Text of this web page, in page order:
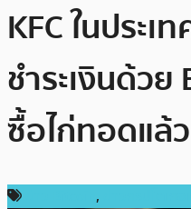
KFC ในประ
ชำระเงินด้ว
ซื้อไก่ทอดแล้ว
,